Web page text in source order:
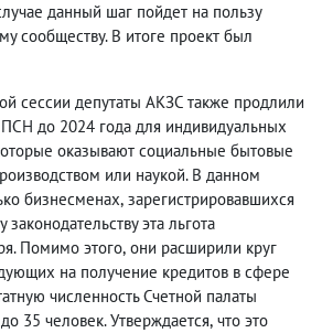
данный шаг пойдет на пользу
сообществу. В итоге проект был
сессии депутаты АКЗС также продлили
до 2024 года для индивидуальных
оказывают социальные бытовые
или наукой. В данном
бизнесменах, зарегистрировавшихся
эта льгота
Помимо этого, они расширили круг
на получение кредитов в сфере
численность Счетной палаты
35 человек. Утверждается, что это